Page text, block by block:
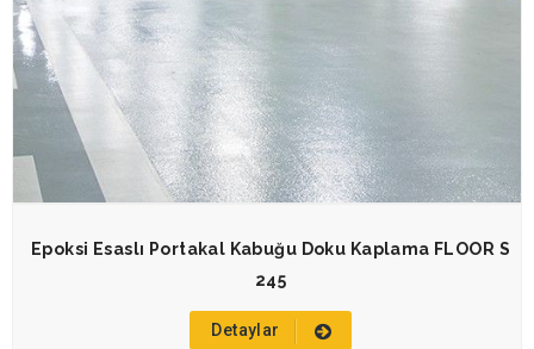
Epoksi Esaslı Portakal Kabuğu Doku Kaplama FLOOR S
245
Detaylar